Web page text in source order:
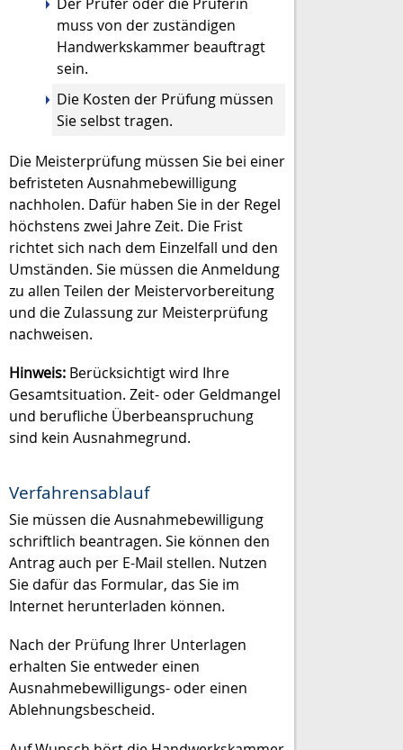
muss von der zuständigen
Handwerkskammer beauftragt
sein.
Die Kosten der Prüfung müssen
Sie selbst tragen.
Die Meisterprüfung müssen Sie bei einer
befristeten Ausnahmebewilligung
nachholen. Dafür haben Sie in der Regel
höchstens zwei Jahre Zeit. Die Frist
richtet sich nach dem Einzelfall und den
Umständen. Sie müssen die Anmeldung
zu allen Teilen der Meistervorbereitung
und die Zulassung zur Meisterprüfung
nachweisen.
Hinweis: Berücksichtigt wird Ihre
Gesamtsituation. Zeit- oder Geldmangel
und berufliche Überbeanspruchung
sind kein Ausnahmegrund.
Verfahrensablauf
Sie müssen die Ausnahmebewilligung
schriftlich beantragen. Sie können den
Antrag auch per E-Mail stellen. Nutzen
Sie dafür das Formular, das Sie im
Internet herunterladen können.
Nach der Prüfung Ihrer Unterlagen
erhalten Sie entweder einen
Ausnahmebewilligungs- oder einen
Ablehnungsbescheid.